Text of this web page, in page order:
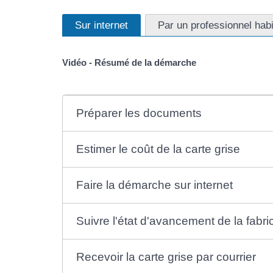
Sur internet Par un professionnel
Vidéo - Résumé de la démarche
Préparer les documents
Estimer le coût de la carte grise
Faire la démarche sur internet
Suivre l'état d'avancement de la
Recevoir la carte grise par courrier